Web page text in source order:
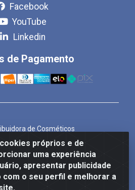
próprios e de
uma experiência
apresentar publicidade
o seu perfil e melhorar a
Facebook
YouTube
Linkedin
de Pagamento
de Cosméticos
1409 - Hauer, Curitiba/PR -
CEP 81.610-040
0001-82